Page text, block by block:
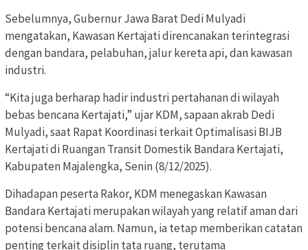
Sebelumnya, Gubernur Jawa Barat Dedi Mulyadi
mengatakan, Kawasan Kertajati direncanakan terintegrasi
dengan bandara, pelabuhan, jalur kereta api, dan kawasan
industri.
“Kita juga berharap hadir industri pertahanan di wilayah
bebas bencana Kertajati,” ujar KDM, sapaan akrab Dedi
Mulyadi, saat Rapat Koordinasi terkait Optimalisasi BIJB
Kertajati di Ruangan Transit Domestik Bandara Kertajati,
Kabupaten Majalengka, Senin (8/12/2025).
Dihadapan peserta Rakor, KDM menegaskan Kawasan
Bandara Kertajati merupakan wilayah yang relatif aman dari
potensi bencana alam. Namun, ia tetap memberikan catatan
penting terkait disiplin tata ruang, terutama